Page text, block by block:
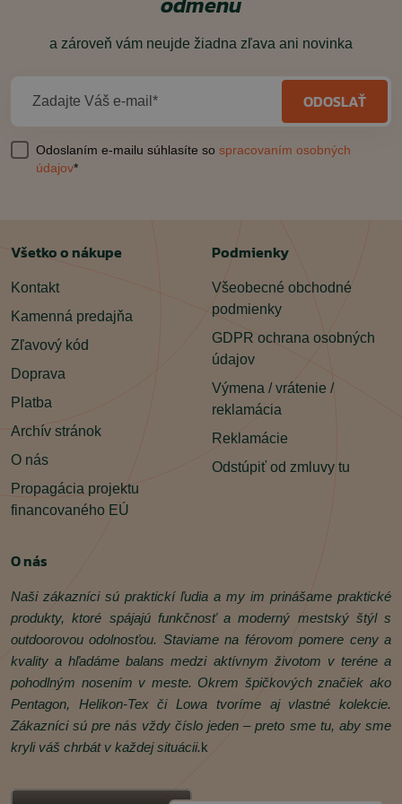
Neprekračujte dávkovanie, teda na 1 pranie nepoužite dve
a zároveň vám neujde žiadna zľava ani novinka
Zadajte Váš e-mail* ODOSLAŤ
Odoslaním e-mailu súhlasíte so spracovaním osobných
údajov*
Všetko o nákupe
Kontakt
Kamenná predajňa
Zľavový kód
Doprava
Platba
Archív stránok
O nás
Propagácia projektu
financovaného EÚ
Podmienky
Všeobecné obchodné
podmienky
GDPR ochrana osobných
údajov
Výmena / vrátenie /
reklamácia
Reklamácie
Odstúpiť od zmluvy tu
O nás
Naši zákazníci sú praktickí ľudia a my im prinášame praktické
produkty, ktoré spájajú funkčnosť a moderný mestský štýl s
outdoorovou odolnosťou. Staviame na férovom pomere ceny a
kvality a hľadáme balans medzi aktívnym životom v teréne a
pohodlným nosením v meste. Okrem špičkových značiek ako
Pentagon, Helikon‑Tex či Lowa tvoríme aj vlastné kolekcie.
Zákazníci sú pre nás vždy číslo jeden – preto sme tu, aby sme
kryli váš chrbát v každej situácii.k